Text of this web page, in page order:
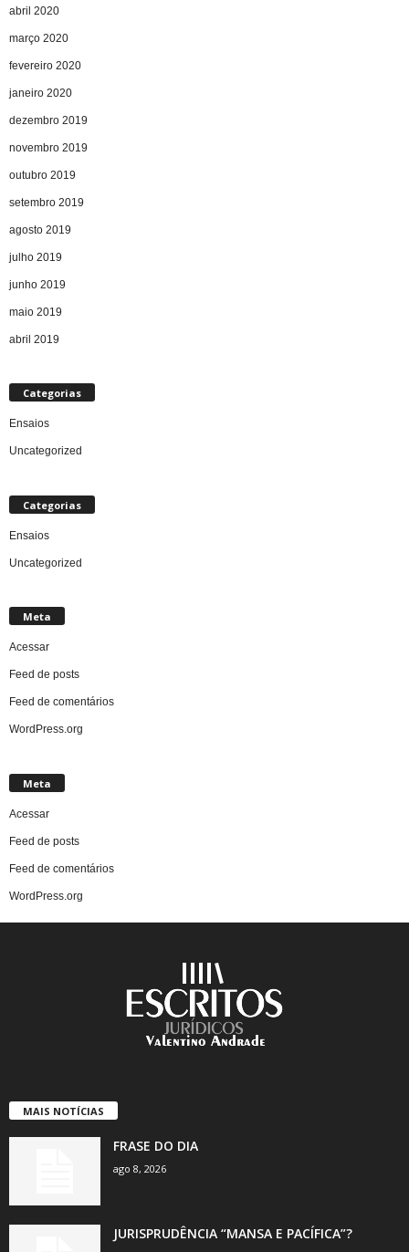
abril 2020
março 2020
fevereiro 2020
janeiro 2020
dezembro 2019
novembro 2019
outubro 2019
setembro 2019
agosto 2019
julho 2019
junho 2019
maio 2019
abril 2019
Categorias
Ensaios
Uncategorized
Categorias
Ensaios
Uncategorized
Meta
Acessar
Feed de posts
Feed de comentários
WordPress.org
Meta
Acessar
Feed de posts
Feed de comentários
WordPress.org
MAIS NOTÍCIAS
FRASE DO DIA
ago 8, 2026
JURISPRUDÊNCIA “MANSA E PACÍFICA”?